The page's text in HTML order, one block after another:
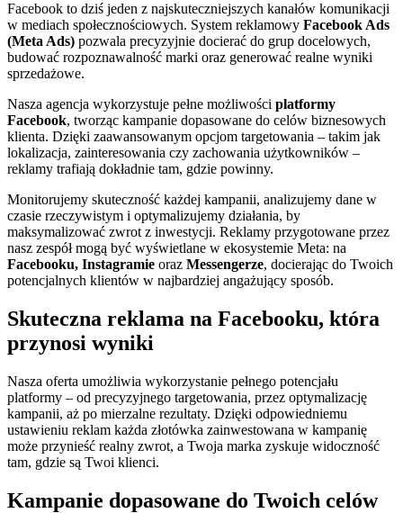
Facebook to dziś jeden z najskuteczniejszych kanałów komunikacji
w mediach społecznościowych. System reklamowy Facebook Ads
(Meta Ads) pozwala precyzyjnie docierać do grup docelowych,
budować rozpoznawalność marki oraz generować realne wyniki
sprzedażowe.
Nasza agencja wykorzystuje pełne możliwości platformy
Facebook, tworząc kampanie dopasowane do celów biznesowych
klienta. Dzięki zaawansowanym opcjom targetowania – takim jak
lokalizacja, zainteresowania czy zachowania użytkowników –
reklamy trafiają dokładnie tam, gdzie powinny.
Monitorujemy skuteczność każdej kampanii, analizujemy dane w
czasie rzeczywistym i optymalizujemy działania, by
maksymalizować zwrot z inwestycji. Reklamy przygotowane przez
nasz zespół mogą być wyświetlane w ekosystemie Meta: na
Facebooku, Instagramie oraz Messengerze, docierając do Twoich
potencjalnych klientów w najbardziej angażujący sposób.
Skuteczna reklama na Facebooku, która
przynosi wyniki
Nasza oferta umożliwia wykorzystanie pełnego potencjału
platformy – od precyzyjnego targetowania, przez optymalizację
kampanii, aż po mierzalne rezultaty. Dzięki odpowiedniemu
ustawieniu reklam każda złotówka zainwestowana w kampanię
może przynieść realny zwrot, a Twoja marka zyskuje widoczność
tam, gdzie są Twoi klienci.
Kampanie dopasowane do Twoich celów